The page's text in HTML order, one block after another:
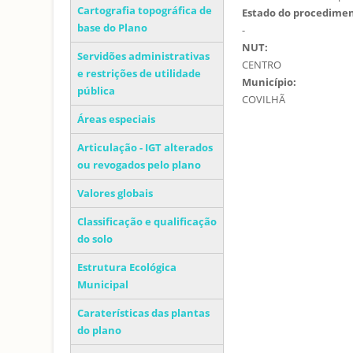
Cartografia topográfica de
base do Plano
Servidões administrativas
e restrições de utilidade
pública
Áreas especiais
Articulação - IGT alterados
ou revogados pelo plano
Valores globais
Classificação e qualificação
do solo
Estrutura Ecológica
Municipal
Caraterísticas das plantas
do plano
Estado do
-
NUT:
CENTRO
Município:
COVILHÃ